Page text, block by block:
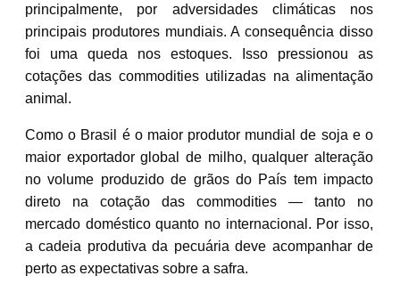
principalmente, por adversidades climáticas nos
principais produtores mundiais. A consequência disso
foi uma queda nos estoques. Isso pressionou as
cotações das commodities utilizadas na alimentação
animal.
Como o Brasil é o maior produtor mundial de soja e o
maior exportador global de milho, qualquer alteração
no volume produzido de grãos do País tem impacto
direto na cotação das commodities — tanto no
mercado doméstico quanto no internacional. Por isso,
a cadeia produtiva da pecuária deve acompanhar de
perto as expectativas sobre a safra.